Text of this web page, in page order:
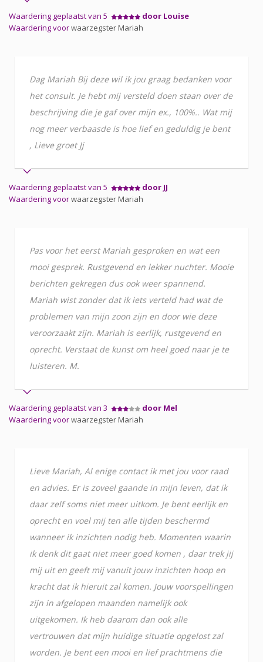
Waardering geplaatst van 5
door Louise
Waardering voorwaarzegster Mariah
Dag Mariah Bij deze wil ik jou graag bedanken voor
het consult. Je hebt mij versteld doen staan over de
beschrijving die je gaf over mijn ex., 100%.. Wat mij
nog meer verbaasde is hoe lief en geduldig je bent
, Lieve groet Jj
Waardering geplaatst van 5
door JJ
Waardering voorwaarzegster Mariah
Pas voor het eerst Mariah gesproken en wat een
mooi gesprek. Rustgevend en lekker nuchter. Mooie
berichten gekregen dus ook weer spannend.
Mariah wist zonder dat ik iets verteld had wat de
problemen van mijn zoon zijn en door wie deze
veroorzaakt zijn. Mariah is eerlijk, rustgevend en
oprecht. Verstaat de kunst om heel goed naar je te
luisteren. M.
Waardering geplaatst van 3
door Mel
Waardering voorwaarzegster Mariah
Lieve Mariah, Al enige contact ik met jou voor raad
en advies. Er is zoveel gaande in mijn leven, dat ik
daar zelf soms niet meer uitkom. Je bent eerlijk en
oprecht en voel mij ten alle tijden beschermd
wanneer ik inzichten nodig heb. Momenten waarin
ik denk dit gaat niet meer goed komen , daar trek jij
mij uit en geeft mij vanuit jouw inzichten hoop en
kracht dat ik hieruit zal komen. Jouw voorspellingen
zijn in afgelopen maanden namelijk ook
uitgekomen. Ik heb daarom dan ook alle
vertrouwen dat mijn huidige situatie opgelost zal
worden. Je bent een mooi en lief prachtmens die